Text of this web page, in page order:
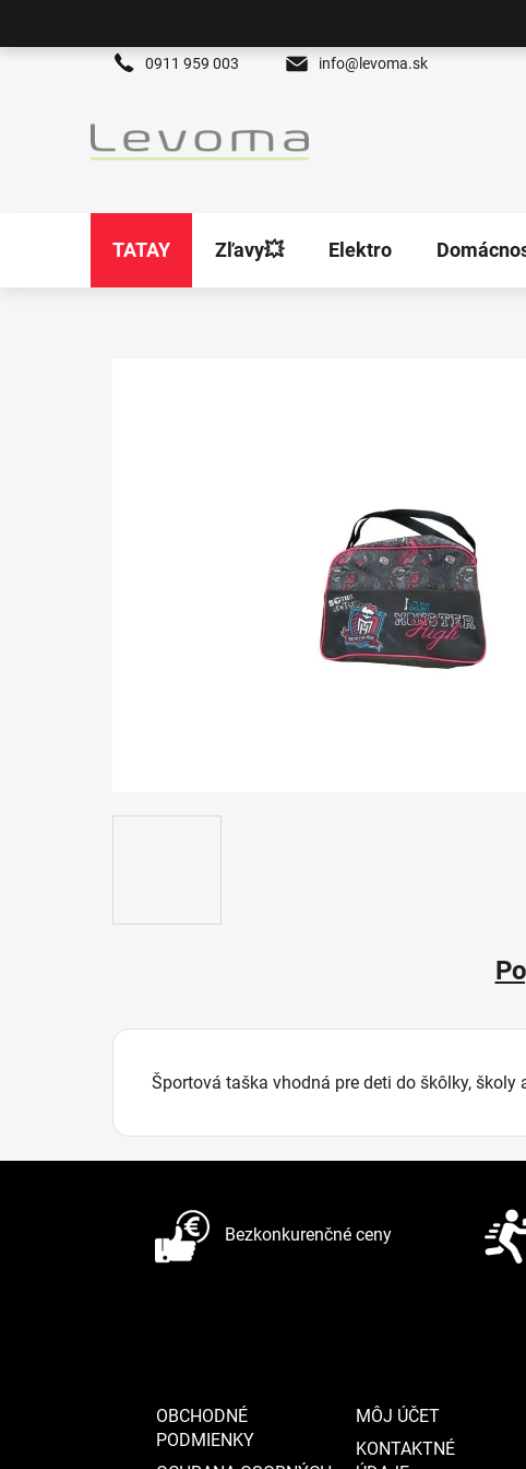
0911 959 003 info@levoma.sk
TATAY Zľavy💥 Elektro
Športová taška vhodná pre deti do škôlky,
Bezkonkurenčné ceny
OBCHODNÉ
PODMIENKY
MÔJ ÚČET
KONTAKTNÉ